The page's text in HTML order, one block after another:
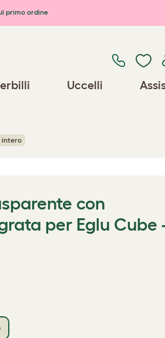
primo ordine
Uccelli
intero
con
per Eglu Cube